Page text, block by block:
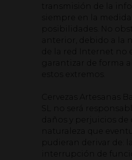
transmisión de la
siempre en la medida
posibilidades. No
anterior, debido a la
de la red Internet no
garantizar de forma
estos extremos.
Cervezas Artesanas
SL no será
daños y perjuicios de
naturaleza que
pudieran derivar de: la
interrupción de